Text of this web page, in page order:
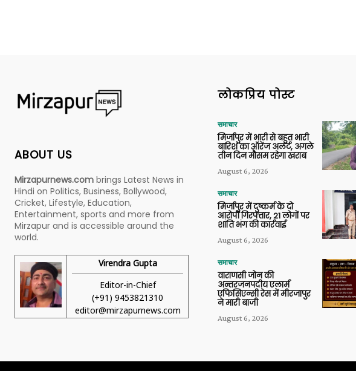
ABOUT US
Mirzapurnews.com brings Latest News in
Hindi on Politics, Business, Bollywood,
Cricket, Lifestyle, Education,
Entertainment, sports and more from
Mirzapur and is accessible around the
world.
Virendra Gupta
Editor-in-Chief
(+91) 9453821310
editor@mirzapurnews.com
लोकप्रिय पोस्ट
समाचार
मिर्जापुर में भारी से बहुत भारी
बारिश का ऑरेंज अलर्ट, अगले
तीन दिन मौसम रहेगा खराब
August 6, 2026
समाचार
मिर्जापुर में दुष्कर्म के दो
आरोपी गिरफ्तार, 21 लोगों पर
शांति भंग की कार्रवाई
August 6, 2026
समाचार
वाराणसी जोन की
अन्तरजनपदीय एलार्म
एफिसिएन्सी रेस में मीरजापुर
ने मारी बाजी
August 6, 2026